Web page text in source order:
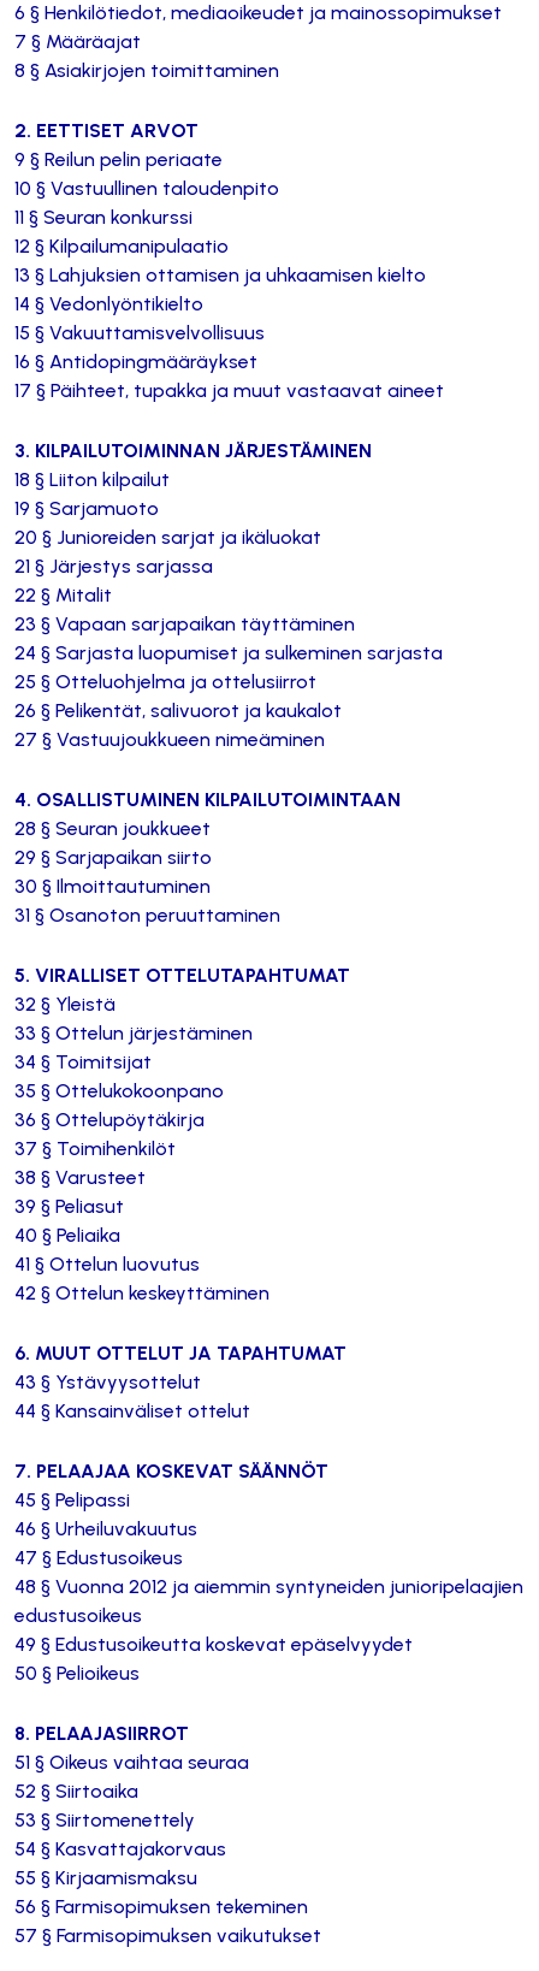
6 § Henkilötiedot, mediaoikeudet ja mainossopimukset
7 § Määräajat
8 § Asiakirjojen toimittaminen
2. EETTISET ARVOT
9 § Reilun pelin periaate
10 § Vastuullinen taloudenpito
11 § Seuran konkurssi
12 § Kilpailumanipulaatio
13 § Lahjuksien ottamisen ja uhkaamisen kielto
14 § Vedonlyöntikielto
15 § Vakuuttamisvelvollisuus
16 § Antidopingmääräykset
17 § Päihteet, tupakka ja muut vastaavat aineet
3. KILPAILUTOIMINNAN JÄRJESTÄMINEN
18 § Liiton kilpailut
19 § Sarjamuoto
20 § Junioreiden sarjat ja ikäluokat
21 § Järjestys sarjassa
22 § Mitalit
23 § Vapaan sarjapaikan täyttäminen
24 § Sarjasta luopumiset ja sulkeminen sarjasta
25 § Otteluohjelma ja ottelusiirrot
26 § Pelikentät, salivuorot ja kaukalot
27 § Vastuujoukkueen nimeäminen
4. OSALLISTUMINEN KILPAILUTOIMINTAAN
28 § Seuran joukkueet
29 § Sarjapaikan siirto
30 § Ilmoittautuminen
31 § Osanoton peruuttaminen
5. VIRALLISET OTTELUTAPAHTUMAT
32 § Yleistä
33 § Ottelun järjestäminen
34 § Toimitsijat
35 § Ottelukokoonpano
36 § Ottelupöytäkirja
37 § Toimihenkilöt
38 § Varusteet
39 § Peliasut
40 § Peliaika
41 § Ottelun luovutus
42 § Ottelun keskeyttäminen
6. MUUT OTTELUT JA TAPAHTUMAT
43 § Ystävyysottelut
44 § Kansainväliset ottelut
7. PELAAJAA KOSKEVAT SÄÄNNÖT
45 § Pelipassi
46 § Urheiluvakuutus
47 § Edustusoikeus
48 § Vuonna 2012 ja aiemmin syntyneiden junioripelaajien
edustusoikeus
49 § Edustusoikeutta koskevat epäselvyydet
50 § Pelioikeus
8. PELAAJASIIRROT
51 § Oikeus vaihtaa seuraa
52 § Siirtoaika
53 § Siirtomenettely
54 § Kasvattajakorvaus
55 § Kirjaamismaksu
56 § Farmisopimuksen tekeminen
57 § Farmisopimuksen vaikutukset